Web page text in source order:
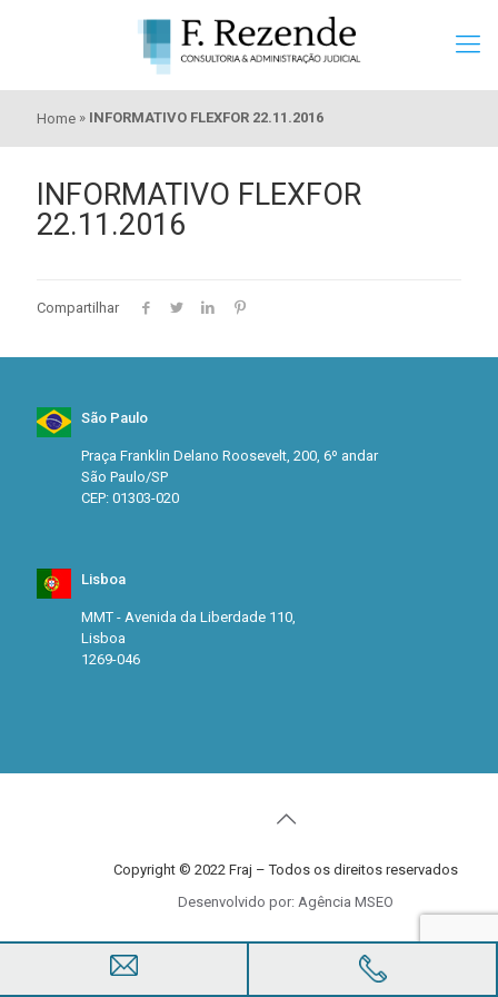
Home » INFORMATIVO FLEXFOR 22.11.2016
INFORMATIVO FLEXFOR
22.11.2016
Compartilhar
São Paulo
Praça Franklin Delano Roosevelt, 200, 6º andar
São Paulo/SP
CEP: 01303-020
Lisboa
MMT - Avenida da Liberdade 110,
Lisboa
1269-046
Copyright © 2022 Fraj – Todos os direitos reservados
Desenvolvido por: Agência MSEO